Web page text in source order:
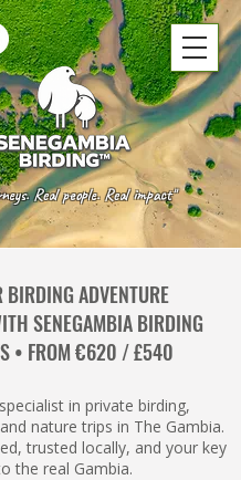
Real people. Real impact"
BIRDING ADVENTURE
SENEGAMBIA BIRDING
• FROM €620 / £540
in private birding,
nature trips in The Gambia.
trusted locally, and your key
the real Gambia.